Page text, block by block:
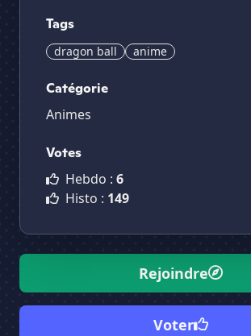
Tags
dragon ball anime
Catégorie
Animes
Votes
Hebdo : 6
Histo : 149
Rejoindre
Voter